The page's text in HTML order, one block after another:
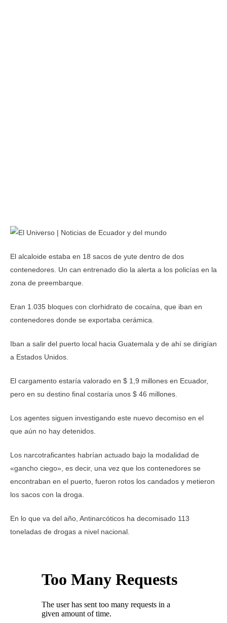
El alcaloide estaba en 18 sacos de yute dentro de dos
contenedores. Un can entrenado dio la alerta a los policías en la
zona de preembarque.
Eran 1.035 bloques con clorhidrato de cocaína, que iban en
contenedores donde se exportaba cerámica.
Iban a salir del puerto local hacia Guatemala y de ahí se dirigían
a Estados Unidos.
El cargamento estaría valorado en $ 1,9 millones en Ecuador,
pero en su destino final costaría unos $ 46 millones.
Los agentes siguen investigando este nuevo decomiso en el
que aún no hay detenidos.
Los narcotraficantes habrían actuado bajo la modalidad de
«gancho ciego», es decir, una vez que los contenedores se
encontraban en el puerto, fueron rotos los candados y metieron
los sacos con la droga.
En lo que va del año, Antinarcóticos ha decomisado 113
toneladas de drogas a nivel nacional.